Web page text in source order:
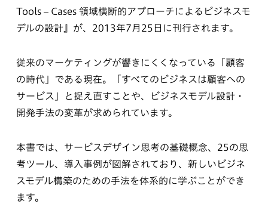
Tools – Cases 領域横断的アプローチによるビジネスモ
デルの設計』が、2013年7月25日に刊行されます。
従来のマーケティングが響きにくくなっている「顧客
の時代」である現在。「すべてのビジネスは顧客への
サービス」と捉え直すことや、ビジネスモデル設計・
開発手法の変革が求められています。
本書では、サービスデザイン思考の基礎概念、25の思
考ツール、導入事例が図解されており、新しいビジネ
スモデル構築のための手法を体系的に学ぶことができ
ます。